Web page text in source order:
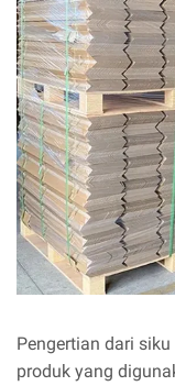
Pengertian dari
produk yang